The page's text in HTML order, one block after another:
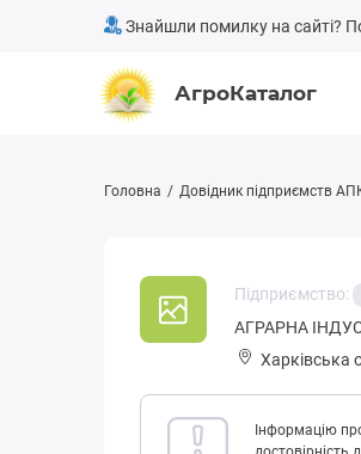
Знайшли помилку на сайті?
АгроКаталог
Головна Довідник підприємств
Підприємство:
АГРАРНА
Харківська
Інформацію